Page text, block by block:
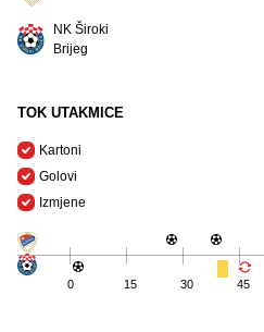
NK Široki
Brijeg
TOK UTAKMICE
Kartoni
Golovi
Izmjene
0 15 30 45